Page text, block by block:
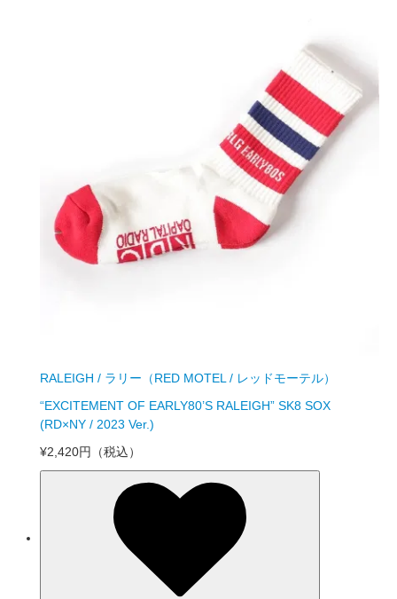
RALEIGH / ラリー（RED MOTEL / レッドモーテル）
“EXCITEMENT OF EARLY80’S RALEIGH” SK8 SOX
(RD×NY / 2023 Ver.)
¥2,420円 （税込）